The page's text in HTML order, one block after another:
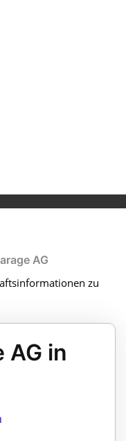
AG
zu
AG in